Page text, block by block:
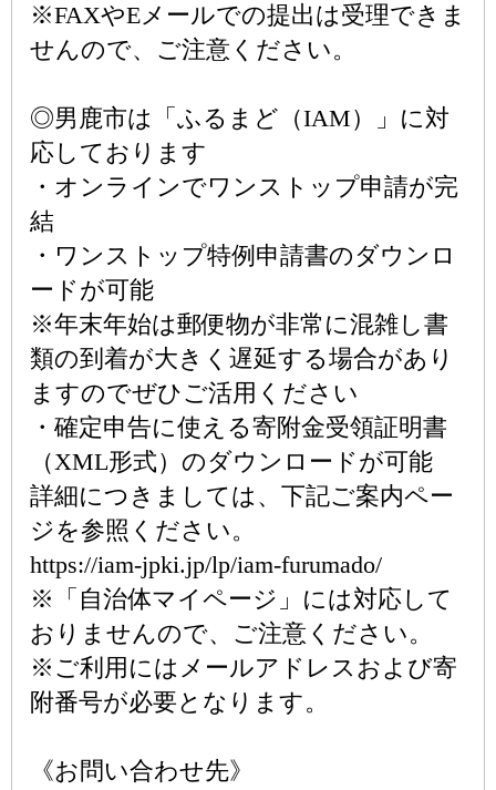
※FAXやEメールでの提出は受理できま
せんので、ご注意ください。
◎男鹿市は「ふるまど（IAM）」に対
応しております
・オンラインでワンストップ申請が完
結
・ワンストップ特例申請書のダウンロ
ードが可能
※年末年始は郵便物が非常に混雑し書
類の到着が大きく遅延する場合があり
ますのでぜひご活用ください
・確定申告に使える寄附金受領証明書
（XML形式）のダウンロードが可能
詳細につきましては、下記ご案内ペー
ジを参照ください。
https://iam-jpki.jp/lp/iam-furumado/
※「自治体マイページ」には対応して
おりませんので、ご注意ください。
※ご利用にはメールアドレスおよび寄
附番号が必要となります。
《お問い合わせ先》